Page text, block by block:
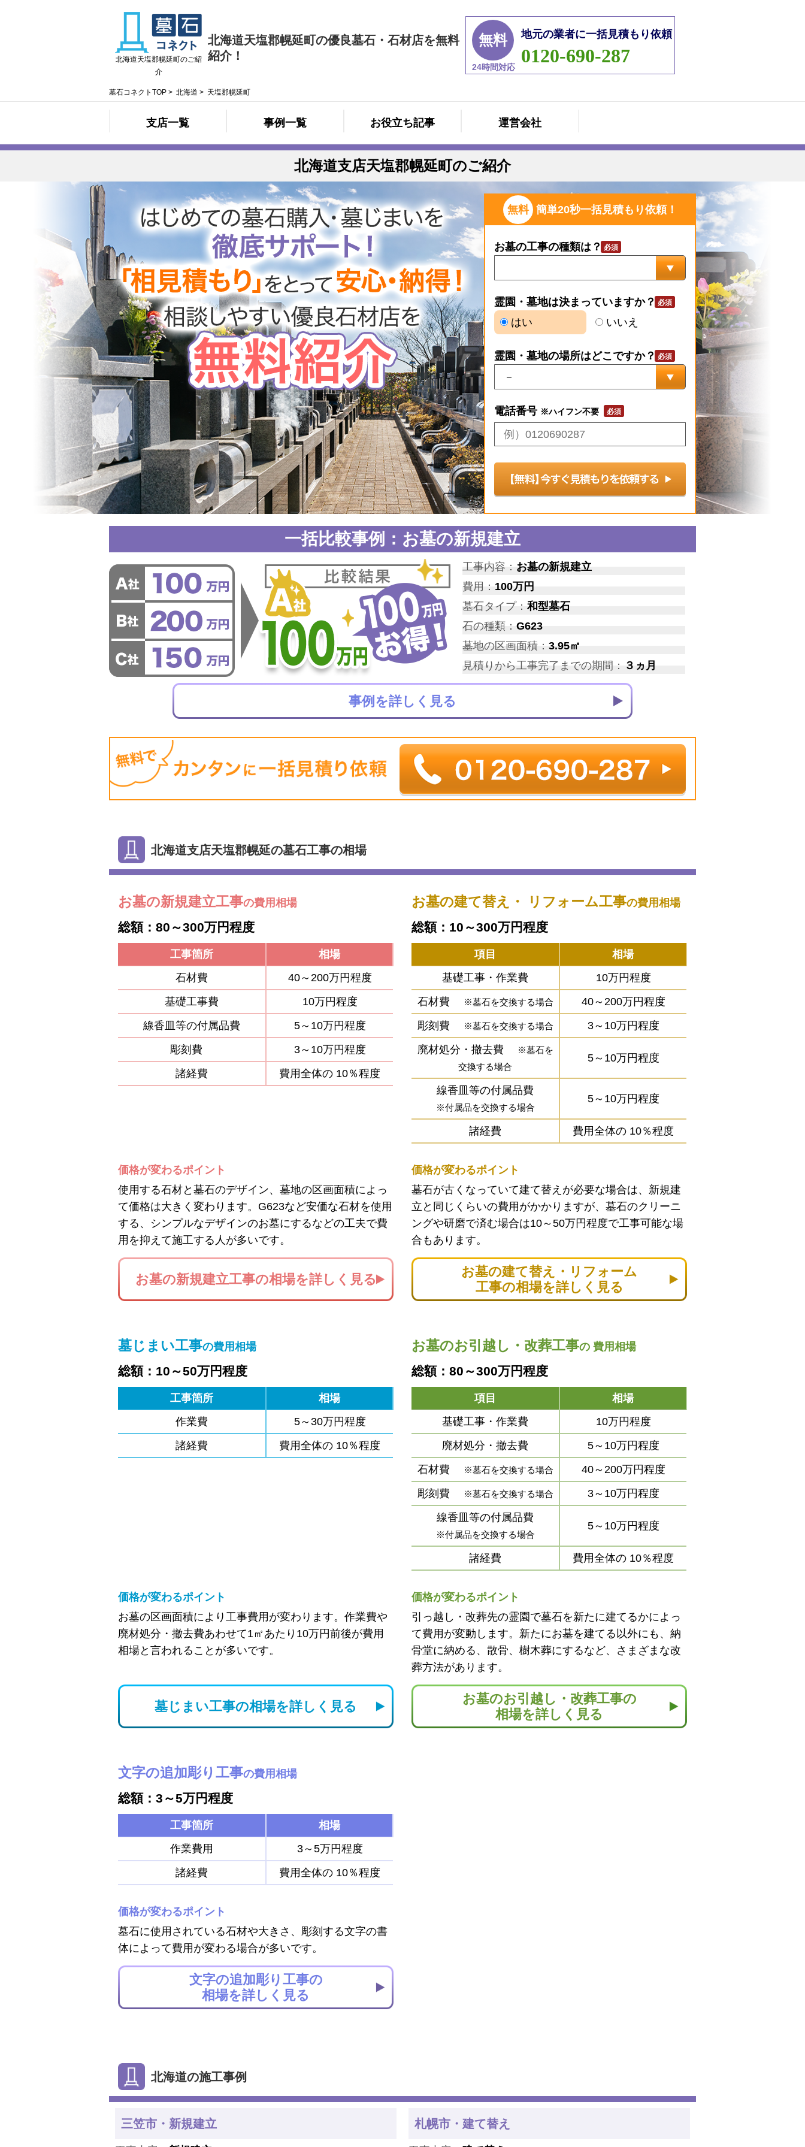
北海道天塩郡幌延町の優良墓石・石材店を無料
紹介！
北海道天塩郡幌延町のご紹
介
墓石コネクトTOP > 北海道 > 天塩郡幌延町
無料
24時間対応
地元の業者に一括見積もり依頼
0120-690-287
支店一覧 事例一覧 お役立ち記事 運営会社
北海道支店天塩郡幌延町のご紹介
無料 簡単20秒一括見積もり依頼！
お墓の工事の種類は？
霊園・墓地は決まっていますか？
はい
いいえ
霊園・墓地の場所はどこですか？
電話番号 ※ハイフン不要
一括比較事例：お墓の新規建立
工事内容： お墓の新規建立
費用： 100万円
墓石タイプ：和型墓石
石の種類： G623
墓地の区画面積： 3.95㎡
見積りから工事完了までの期間： ３ヵ月
事例を詳しく見る
北海道支店天塩郡幌延の墓石工事の相場
お墓の新規建立工事の費用相場
総額：80～300万円程度
工事箇所
相場
石材費
40～200万円程度
基礎工事費
10万円程度
線香皿等の付属品費
5～10万円程度
彫刻費
3～10万円程度
諸経費
費用全体の 10％程度
価格が変わるポイント
使用する石材と墓石のデザイン、墓地の区画面積によっ
て価格は大きく変わります。G623など安価な石材を使用
する、シンプルなデザインのお墓にするなどの工夫で費
用を抑えて施工する人が多いです。
お墓の新規建立工事の相場を詳しく見る
お墓の建て替え・ リフォーム工事の費用相場
総額：10～300万円程度
項目
相場
基礎工事・作業費
10万円程度
石材費
※墓石を交換する場合
40～200万円程度
彫刻費
※墓石を交換する場合
3～10万円程度
廃材処分・撤去費
※墓石を
交換する場合
5～10万円程度
線香皿等の付属品費
※付属品を交換する場合
5～10万円程度
諸経費 費用全体の 10％程度
価格が変わるポイント
墓石が古くなっていて建て替えが必要な場合は、新規建
立と同じくらいの費用がかかりますが、墓石のクリーニ
ングや研磨で済む場合は10～50万円程度で工事可能な場
合もあります。
お墓の建て替え・リフォーム
工事の相場を詳しく見る
墓じまい工事の費用相場
総額：10～50万円程度
工事箇所
相場
作業費
5～30万円程度
諸経費
費用全体の 10％程度
価格が変わるポイント
お墓の区画面積により工事費用が変わります。作業費や
廃材処分・撤去費あわせて1㎡あたり10万円前後が費用
相場と言われることが多いです。
墓じまい工事の相場を詳しく見る
お墓のお引越し・改葬工事の 費用相場
総額：80～300万円程度
項目
相場
基礎工事・作業費
10万円程度
廃材処分・撤去費
5～10万円程度
石材費
※墓石を交換する場合
40～200万円程度
彫刻費
※墓石を交換する場合
3～10万円程度
線香皿等の付属品費
※付属品を交換する場合
5～10万円程度
諸経費 費用全体の 10％程度
価格が変わるポイント
引っ越し・改葬先の霊園で墓石を新たに建てるかによっ
て費用が変動します。新たにお墓を建てる以外にも、納
骨堂に納める、散骨、樹木葬にするなど、さまざまな改
葬方法があります。
お墓のお引越し・改葬工事の
相場を詳しく見る
文字の追加彫り工事の費用相場
総額：3～5万円程度
工事箇所
相場
作業費用
3～5万円程度
諸経費
費用全体の 10％程度
価格が変わるポイント
墓石に使用されている石材や大きさ、彫刻する文字の書
体によって費用が変わる場合が多いです。
文字の追加彫り工事の
相場を詳しく見る
北海道の施工事例
三笠市・新規建立 札幌市・建て替え